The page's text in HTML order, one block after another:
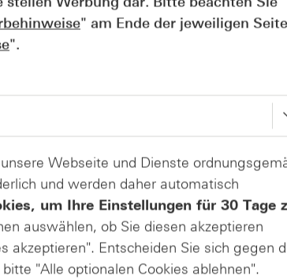
der DAX® in
- ntv Zertifikate" am Ende der jeweiligen Seite
".
Webseite und Dienste
und werden daher automatisch
um Ihre Einstellungen für 30 Tage
auswählen, ob Sie diesen akzeptieren
akzeptieren". Entscheiden Sie sich gegen
"Alle optionalen Cookies ablehnen".